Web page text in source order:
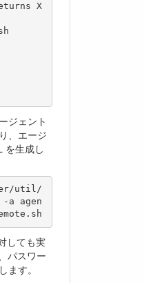
X
ジェント
、エージ
を生成し
util/
-a agen
しても実
パスワー
ます。